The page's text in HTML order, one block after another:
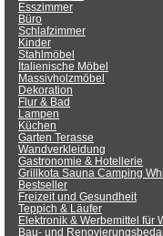
Esszimmer
Büro
Schlafzimmer
Kinder
Stahlmöbel
Italienische Möbel
Massivholzmöbel
Dekoration
Flur & Bad
Lampen
Küchen
Garten Terasse
Wandverkleidung
Gastronomie & Hotellerie
Grillkota Sauna Camping
Bestseller
Freizeit und Gesundheit
Teppich & Läufer
Elektronik & Werbemittel für
Bau- und